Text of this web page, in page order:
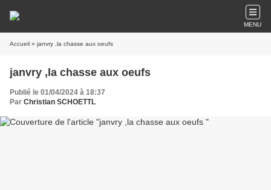
MENU
Accueil » janvry ,la chasse aux oeufs
janvry ,la chasse aux oeufs
Publié le 01/04/2024 à 18:37
Par Christian SCHOETTL